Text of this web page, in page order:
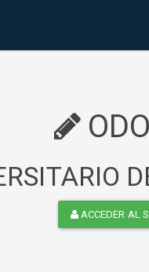
ACCEDER AL